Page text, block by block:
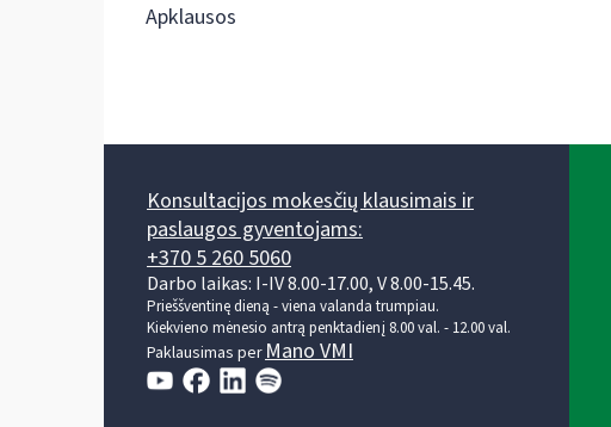
Apklausos
Konsultacijos mokesčių klausimais ir
paslaugos gyventojams:
+370 5 260 5060
Darbo laikas: I-IV 8.00-17.00, V 8.00-15.45.
Prieššventinę dieną - viena valanda trumpiau.
Kiekvieno mėnesio antrą penktadienį 8.00 val. - 12.00 val.
Paklausimas per Mano VMI